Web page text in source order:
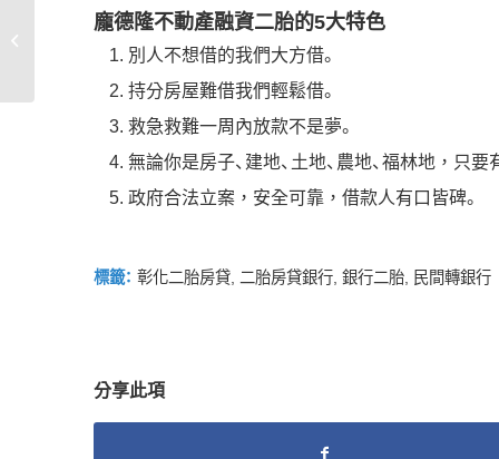
龐德隆不動產融資二胎的5大特色
別人不想借的我們大方借。
持分房屋難借我們輕鬆借。
救急救難一周內放款不是夢。
無論你是房子、建地、土地、農地、福林地，只
政府合法立案，安全可靠，借款人有口皆碑。
標籤： 彰化二胎房貸, 二胎房貸銀行, 銀行二胎, 民間轉銀行
分享此項
愛買東西不是罪 唯有缺
幫助改變�...